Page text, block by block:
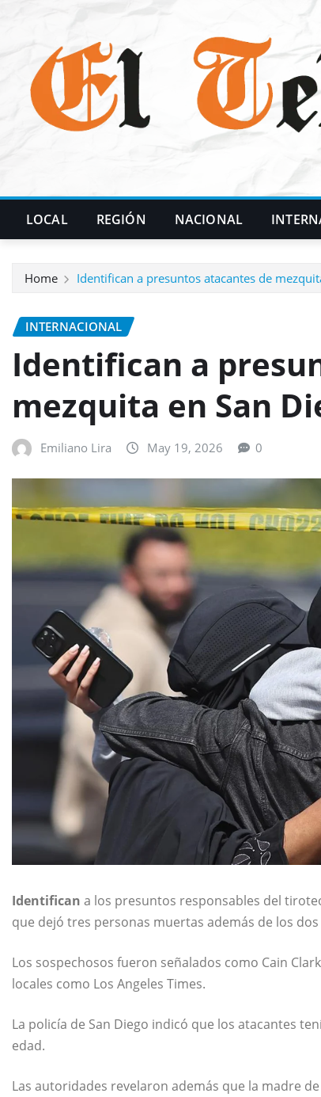
LOCAL REGIÓN NACIONAL
Home Identifican a presuntos atacantes de
INTERNACIONAL
Identifican a
mezquita en San
Emiliano Lira May 19, 2026 0
Identifican a los presuntos responsables del
que dejó tres personas muertas además de los
Los sospechosos fueron señalados como Cain
locales como Los Angeles Times.
La policía de San Diego indicó que los atacantes
edad.
Las autoridades revelaron además que la madre